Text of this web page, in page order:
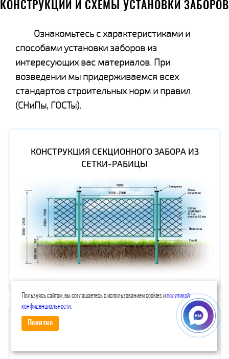
КОНСТРУКЦИИ И СХЕМЫ УСТАНОВКИ ЗАБОРОВ
Ознакомьтесь с характеристиками и
способами установки заборов из
интересующих вас материалов. При
возведении мы придерживаемся всех
стандартов строительных норм и правил
(СНиПы, ГОСТы).
КОНСТРУКЦИЯ СЕКЦИОННОГО ЗАБОРА ИЗ
СЕТКИ-РАБИЦЫ
КОНСТРУКЦИЯ ЗАБОРА ИЗ СЕТКИ-РАБИЦЫ С
Пользуясь сайтом, вы соглашаетесь с использованием cookies иполитикой
конфиденциальности.
Понятно